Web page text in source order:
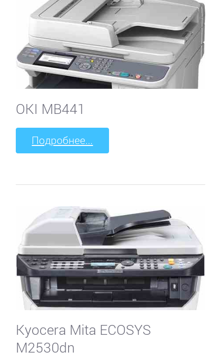
OKI MB441
Подробнее...
Kyocera Mita ECOSYS
M2530dn